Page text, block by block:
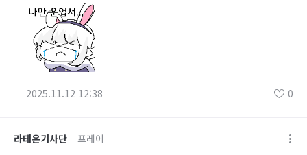
2025.11.12 12:38 0
라테온기사단 프레이